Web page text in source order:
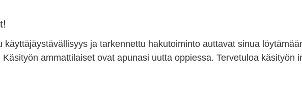
käyttäjäystävällisyys ja tarkennettu hakutoiminto auttavat sinua
ammattilaiset ovat apunasi uutta oppiessa. Tervetuloa käsityön